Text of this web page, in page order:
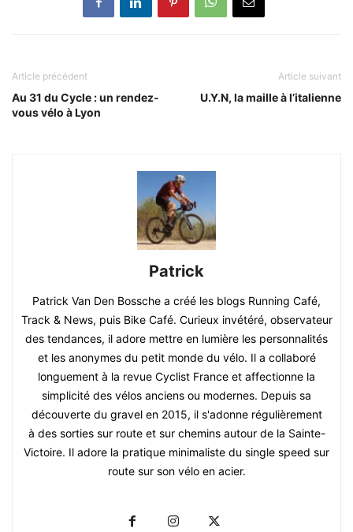
Article précédent
Au 31 du Cycle : un rendez-
vous vélo à Lyon
Article suivant
U.Y.N, la maille à l’italienne
Patrick
Patrick Van Den Bossche a créé les blogs Running Café,
Track & News, puis Bike Café. Curieux invétéré, observateur
des tendances, il adore mettre en lumière les personnalités
et les anonymes du petit monde du vélo. Il a collaboré
longuement à la revue Cyclist France et affectionne la
simplicité des vélos anciens ou modernes. Depuis sa
découverte du gravel en 2015, il s'adonne régulièrement
à des sorties sur route et sur chemins autour de la Sainte-
Victoire. Il adore la pratique minimaliste du single speed sur
route sur son vélo en acier.